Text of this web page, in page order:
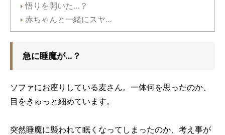
悟りを開いた…？
赤ちゃんと一緒にスヤ…
急に睡魔が…？
ソファにお座りしている麦さん。一体何を思ったのか、
目をきゅっと細めています。
突然睡魔に襲われて眠くなってしまったのか、考え事が